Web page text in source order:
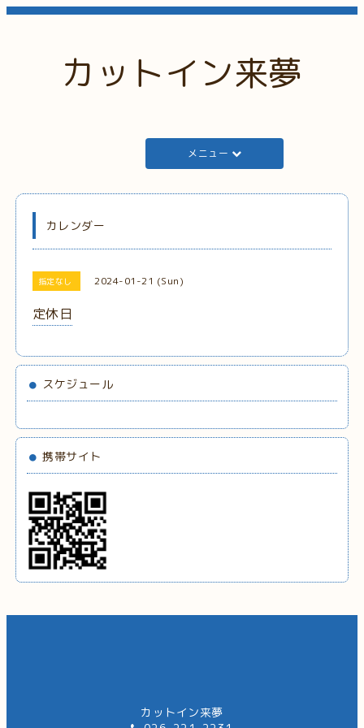
カットイン来夢
メニュー
カレンダー
指定なし 2024-01-21 (Sun)
定休日
スケジュール
携帯サイト
カットイン来夢